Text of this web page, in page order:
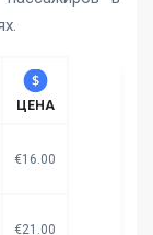
ЦЕНА
€16.00
€21.00